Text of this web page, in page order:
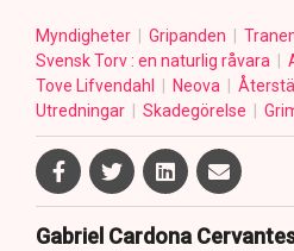
Myndigheter Gripanden
Svensk Torv : en naturlig råvara
Tove Lifvendahl
Neova
Utredningar
Skadegörelse
Gabriel Cardona